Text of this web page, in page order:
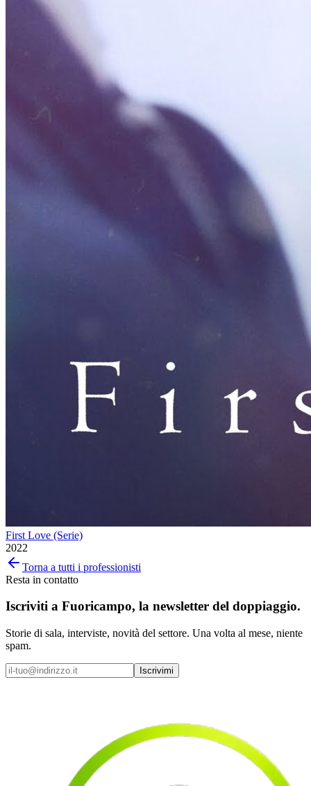
First Love (Serie)
2022
Torna a tutti i professionisti
Resta in contatto
Iscriviti a Fuoricampo, la newsletter del doppiaggio.
Storie di sala, interviste, novità del settore. Una volta al mese, niente
spam.
Iscrivimi